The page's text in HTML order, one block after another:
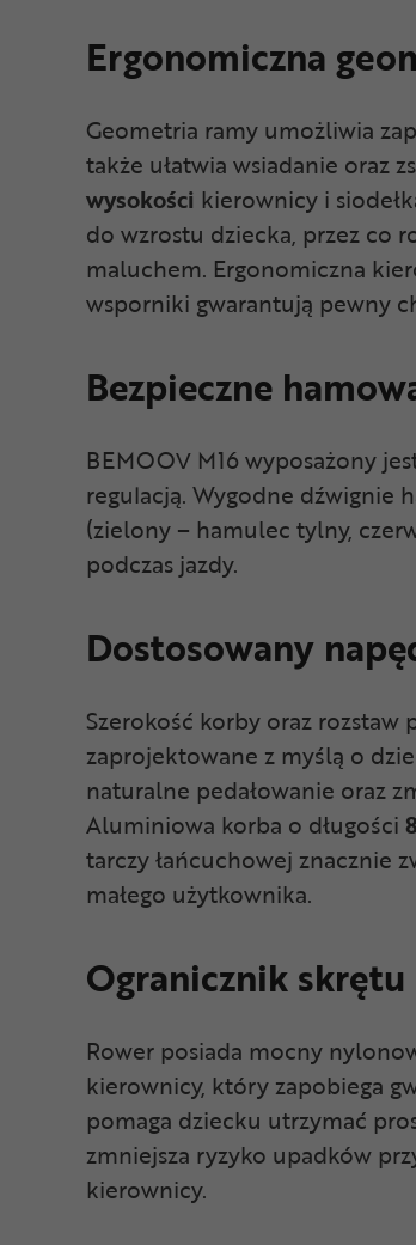
Ergonomiczna
Geometria ramy umożliwia
także ułatwia wsiadanie oraz
wysokości kierownicy i
do wzrostu dziecka, przez co
maluchem. Ergonomiczna
wsporniki gwarantują pewny
Bezpieczne
BEMOOV M16 wyposażony
regulacją. Wygodne dźwignie
(zielony – hamulec tylny,
podczas jazdy.
Dostosowany
Szerokość korby oraz rozstaw
zaprojektowane z myślą o
naturalne pedałowanie oraz
Aluminiowa korba o długości
tarczy łańcuchowej znacznie
małego użytkownika.
Ogranicznik skrętu
Rower posiada mocny
kierownicy, który zapobiega
pomaga dziecku utrzymać
zmniejsza ryzyko upadków
kierownicy.